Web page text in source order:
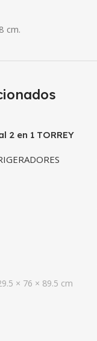
cm.
2 en 1 TORREY
× 76 × 89.5 cm